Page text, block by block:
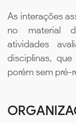
As interações
no material
atividades
disciplinas,
porém sem pré-